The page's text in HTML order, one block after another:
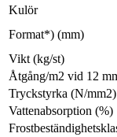
Kulör
Format*) (mm)
Vikt (kg/st)
Åtgång/m2 vid 12
Tryckstyrka (N/mm2)
Vattenabsorption (%)